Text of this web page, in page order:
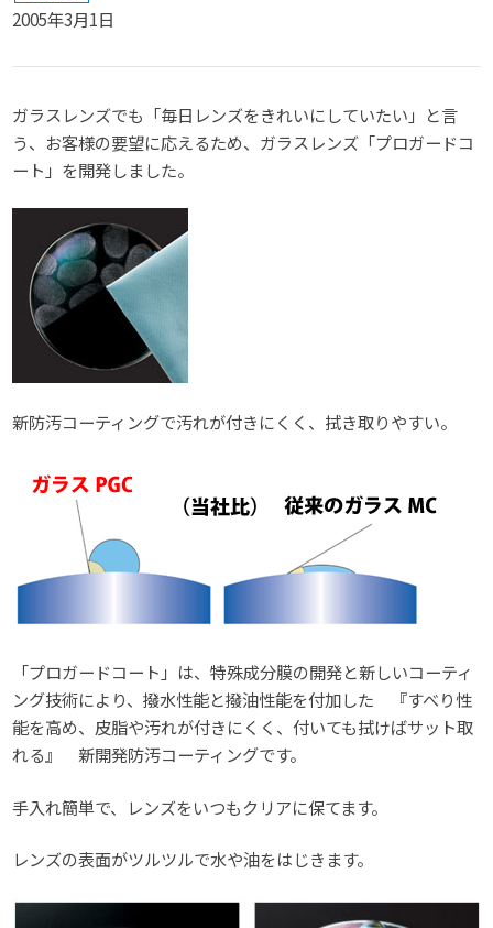
2005年3月1日
ガラスレンズでも「毎日レンズをきれいにしていたい」と言
う、お客様の要望に応えるため、ガラスレンズ「プロガードコ
ート」を開発しました。
新防汚コーティングで汚れが付きにくく、拭き取りやすい。
「プロガードコート」は、特殊成分膜の開発と新しいコーティ
ング技術により、撥水性能と撥油性能を付加した 『すべり性
能を高め、皮脂や汚れが付きにくく、付いても拭けばサット取
れる』 新開発防汚コーティングです。
手入れ簡単で、レンズをいつもクリアに保てます。
レンズの表面がツルツルで水や油をはじきます。